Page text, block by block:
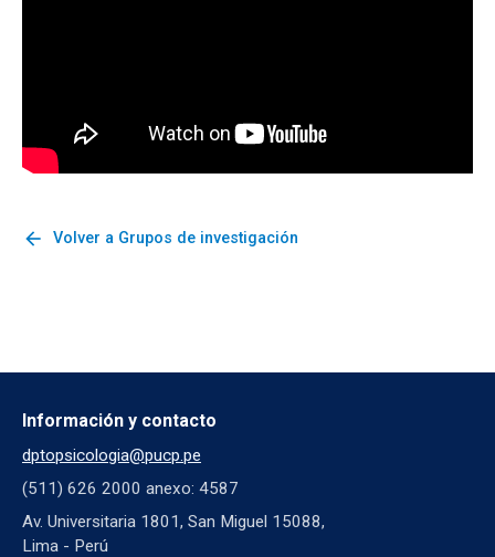
arrow_back Volver a Grupos de investigación
Información y contacto
dptopsicologia@pucp.pe
(511) 626 2000 anexo: 4587
Av. Universitaria 1801, San Miguel 15088,
Lima - Perú